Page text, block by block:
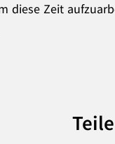
diese Zeit